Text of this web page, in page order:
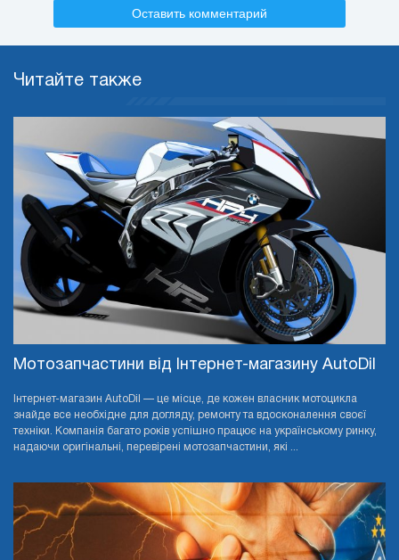
Оставить комментарий
Читайте также
Мотозапчастини від Інтернет-магазину AutoDil
Інтернет-магазин AutoDil — це місце, де кожен власник мотоцикла
знайде все необхідне для догляду, ремонту та вдосконалення своєї
техніки. Компанія багато років успішно працює на українському ринку,
надаючи оригінальні, перевірені мотозапчастини, які ...